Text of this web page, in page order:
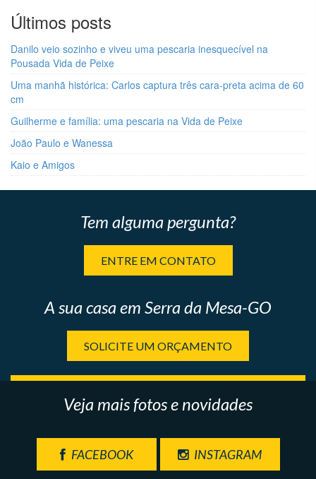
Últimos posts
Danilo veio sozinho e viveu uma pescaria inesquecível na
Pousada Vida de Peixe
Uma manhã histórica: Carlos captura três cara-preta acima de 60
cm
Guilherme e família: uma pescaria na Vida de Peixe
João Paulo e Wanessa
Kaio e Amigos
Tem alguma pergunta?
ENTRE EM CONTATO
A sua casa em Serra da Mesa-GO
SOLICITE UM ORÇAMENTO
Veja mais fotos e novidades
FACEBOOK INSTAGRAM